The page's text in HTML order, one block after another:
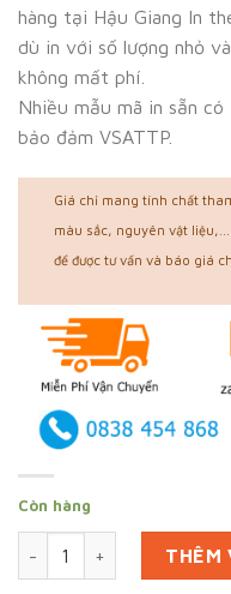
hàng tại Hậu Giang In
dù in với số lượng nhỏ
không mất phí.
Nhiều mẫu mã in sẵn
bảo đảm VSATTP.
Giá chỉ mang tính chất
màu sắc, nguyên vật
để được tư vấn và báo giá
Còn hàng
In 10000 túi bánh mì
THÊM